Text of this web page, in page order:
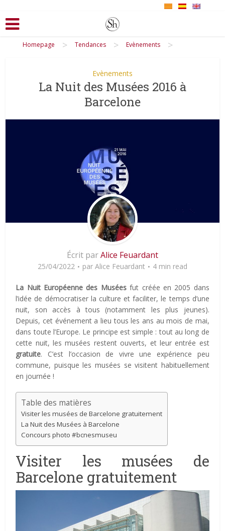
Homepage > Tendances > Evènements >
Evènements
La Nuit des Musées 2016 à
Barcelone
Écrit parAlice Feuardant
25/04/2022 par Alice Feuardant 4 min read
La Nuit Européenne des Muséesfut créée en 2005 dans
l’idée de démocratiser la culture et faciliter, le temps d’une
nuit, son accès à tous (notamment les plus jeunes).
Depuis, cet événement a lieu tous les ans au mois de mai,
dans toute l’Europe. Le principe est simple : tout au long de
cette nuit, les musées restent ouverts, et leur entrée est
gratuite. C’est l’occasion de vivre une expérience peu
commune, puisque les musées se visitent habituellement
en journée !
Table des matières
Visiter les musées de Barcelone gratuitement
La Nuit des Musées à Barcelone
Concours photo #bcnesmuseu
Visiter les musées de
Barcelone gratuitement